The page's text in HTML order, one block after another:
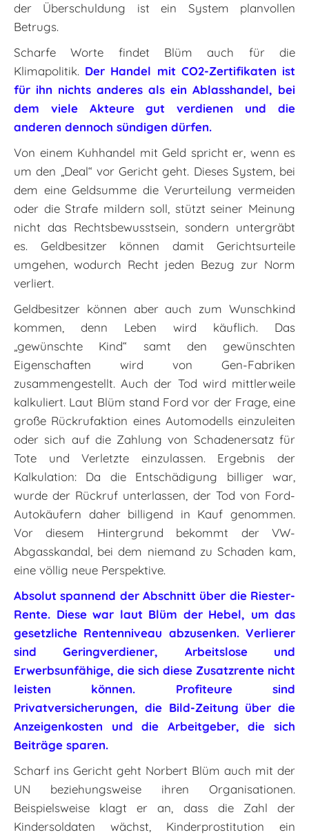
der Überschuldung ist ein System planvollen
Betrugs.
Scharfe Worte findet Blüm auch für die
Klimapolitik. Der Handel mit CO2-Zertifikaten ist
für ihn nichts anderes als ein Ablasshandel, bei
dem viele Akteure gut verdienen und die
anderen dennoch sündigen dürfen.
Von einem Kuhhandel mit Geld spricht er, wenn es
um den „Deal“ vor Gericht geht. Dieses System, bei
dem eine Geldsumme die Verurteilung vermeiden
oder die Strafe mildern soll, stützt seiner Meinung
nicht das Rechtsbewusstsein, sondern untergräbt
es. Geldbesitzer können damit Gerichtsurteile
umgehen, wodurch Recht jeden Bezug zur Norm
verliert.
Geldbesitzer können aber auch zum Wunschkind
kommen, denn Leben wird käuflich. Das
„gewünschte Kind“ samt den gewünschten
Eigenschaften wird von Gen-Fabriken
zusammengestellt. Auch der Tod wird mittlerweile
kalkuliert. Laut Blüm stand Ford vor der Frage, eine
große Rückrufaktion eines Automodells einzuleiten
oder sich auf die Zahlung von Schadenersatz für
Tote und Verletzte einzulassen. Ergebnis der
Kalkulation: Da die Entschädigung billiger war,
wurde der Rückruf unterlassen, der Tod von Ford-
Autokäufern daher billigend in Kauf genommen.
Vor diesem Hintergrund bekommt der VW-
Abgasskandal, bei dem niemand zu Schaden kam,
eine völlig neue Perspektive.
Absolut spannend der Abschnitt über die Riester-
Rente. Diese war laut Blüm der Hebel, um das
gesetzliche Rentenniveau abzusenken. Verlierer
sind Geringverdiener, Arbeitslose und
Erwerbsunfähige, die sich diese Zusatzrente nicht
leisten können. Profiteure sind
Privatversicherungen, die Bild-Zeitung über die
Anzeigenkosten und die Arbeitgeber, die sich
Beiträge sparen.
Scharf ins Gericht geht Norbert Blüm auch mit der
UN beziehungsweise ihren Organisationen.
Beispielsweise klagt er an, dass die Zahl der
Kindersoldaten wächst, Kinderprostitution ein